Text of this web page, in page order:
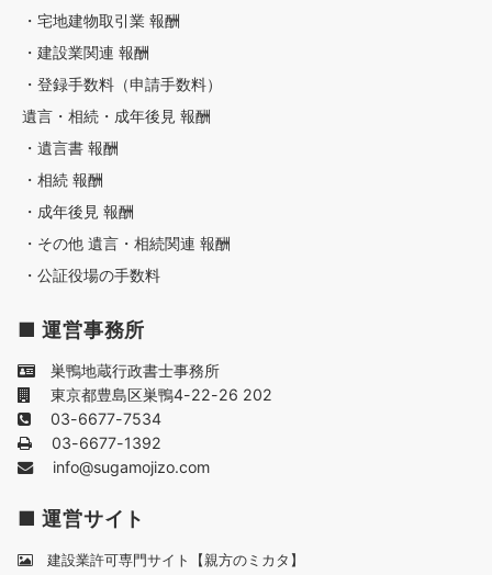
・宅地建物取引業 報酬
・建設業関連 報酬
・登録手数料（申請手数料）
遺言・相続・成年後見 報酬
・遺言書 報酬
・相続 報酬
・成年後見 報酬
・その他 遺言・相続関連 報酬
・公証役場の手数料
■ 運営事務所
巣鴨地蔵行政書士事務所
東京都豊島区巣鴨4-22-26 202
03-6677-7534
03-6677-1392
info@sugamojizo.com
■ 運営サイト
建設業許可専門サイト【親方のミカタ】